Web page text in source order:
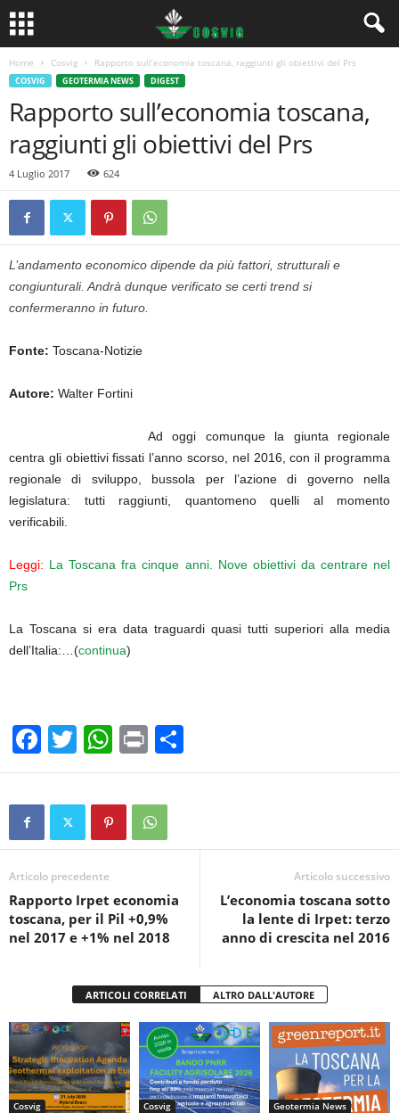
Home Cosvig Rapporto sull’economia toscana, raggiunti gli obiettivi del Prs
COSVIG GEOTERMIA NEWS DIGEST
Rapporto sull’economia toscana,
raggiunti gli obiettivi del Prs
4 Luglio 2017 624
L’andamento economico dipende da più fattori, strutturali e
congiunturali. Andrà dunque verificato se certi trend si
confermeranno in futuro.
Fonte: Toscana-Notizie
Autore: Walter Fortini
Ad oggi comunque la giunta regionale
centra gli obiettivi fissati l’anno scorso, nel 2016, con il programma
regionale di sviluppo, bussola per l’azione di governo nella
legislatura: tutti raggiunti, quantomeno quelli al momento
verificabili.
Leggi: La Toscana fra cinque anni. Nove obiettivi da centrare nel
Prs
La Toscana si era data traguardi quasi tutti superiori alla media
dell’Italia:…(continua)
F
a
c
b
o
o
k
T
wi
tt
W
h
at
s
A
p
Pr
in
t
o
vi
Articolo precedente
Rapporto Irpet economia
toscana, per il Pil +0,9%
nel 2017 e +1% nel 2018
Articolo successivo
L’economia toscana sotto
la lente di Irpet: terzo
anno di crescita nel 2016
ARTICOLI CORRELATI ALTRO DALL'AUTORE
Cosvig Cosvig Geotermia News